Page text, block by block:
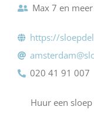
Max 7 en
https://
020 41 91 007
Huur een